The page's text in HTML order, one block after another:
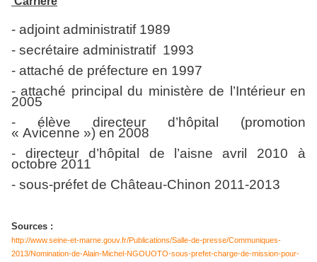
- adjoint administratif 1989
- secrétaire administratif 1993
- attaché de préfecture en 1997
- attaché principal du ministère de l’Intérieur en
2005
- élève directeur d’hôpital (promotion
« Avicenne ») en 2008
- directeur d’hôpital de l’aisne avril 2010 à
octobre 2011
- sous-préfet de Château-Chinon 2011-2013
Sources :
http://www.seine-et-marne.gouv.fr/Publications/Salle-de-presse/Communiques-
2013/Nomination-de-Alain-Michel-NGOUOTO-sous-prefet-charge-de-mission-pour-